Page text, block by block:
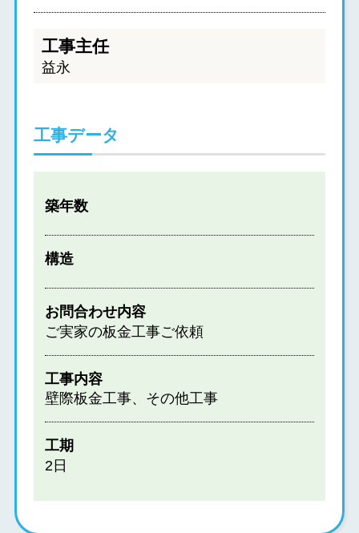
工事主任
益永
工事データ
築年数
構造
お問合わせ内容
ご実家の板金工事ご依頼
工事内容
壁際板金工事、その他工事
工期
2日